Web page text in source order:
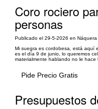
Coro rociero
personas
Publicado el 29-5-2026 en Náquera
Mi suegra es cordobesa, está aquí
es el día 9 de junio, lo queremos
materialmente hablando no le hace
Pide Precio Gratis
Presupuestos